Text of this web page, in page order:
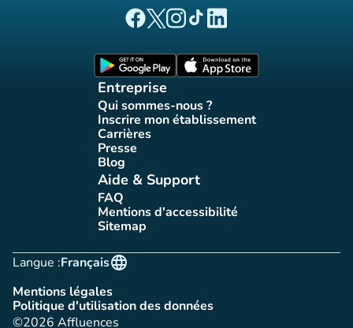
(nouvel onglet)
(nouvel onglet)
(nouvel onglet)
(nouvel onglet)
(nouvel onglet)
Entreprise
Qui sommes-nous ?
(nouvel onglet)
Inscrire mon établissement
(nouvel onglet)
Carrières(nouvel onglet)
Presse(nouvel onglet)
Blog(nouvel onglet)
Aide & Support
FAQ(nouvel onglet)
Mentions d'accessibilité
(nouvel onglet)
Sitemap(nouvel onglet)
Langue :
language
Français
Mentions légales
(nouvel onglet)
Politique d'utilisation des données
(nouvel onglet)
©2026 Affluences